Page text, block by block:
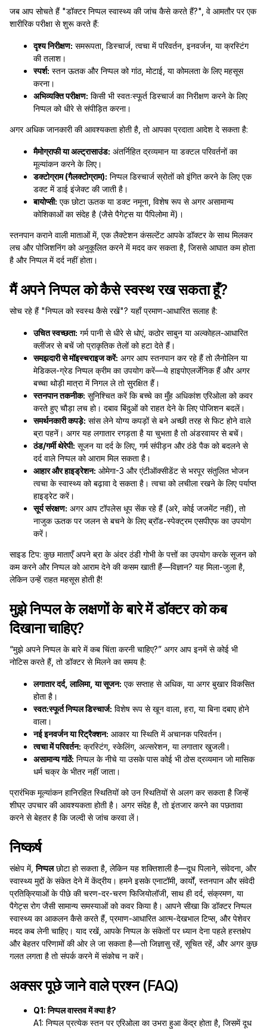
जब आप सोचते हैं "डॉक्टर निप्पल स्वास्थ्य की जांच कैसे करते हैं?", वे आमतौर पर एक
शारीरिक परीक्षा से शुरू करते हैं:
दृश्य निरीक्षण: समरूपता, डिस्चार्ज, त्वचा में परिवर्तन, इनवर्जन, या क्रस्टिंग
की तलाश।
स्पर्श: स्तन ऊतक और निप्पल को गांठ, मोटाई, या कोमलता के लिए महसूस
करना।
अभिव्यक्ति परीक्षण: किसी भी स्वतःस्फूर्त डिस्चार्ज का निरीक्षण करने के लिए
निप्पल को धीरे से संपीड़ित करना।
अगर अधिक जानकारी की आवश्यकता होती है, तो आपका प्रदाता आदेश दे सकता है:
मैमोग्राफी या अल्ट्रासाउंड: अंतर्निहित द्रव्यमान या डक्टल परिवर्तनों का
मूल्यांकन करने के लिए।
डक्टोग्राम (गैलक्टोग्राम): निप्पल डिस्चार्ज स्रोतों को इंगित करने के लिए एक
डक्ट में डाई इंजेक्ट की जाती है।
बायोप्सी: एक छोटा ऊतक या डक्ट नमूना, विशेष रूप से अगर असामान्य
कोशिकाओं का संदेह है (जैसे पैगेट्स या पैपिलोमा में)।
स्तनपान कराने वाली माताओं में, एक लैक्टेशन कंसल्टेंट आपके डॉक्टर के साथ मिलकर
लच और पोजिशनिंग को अनुकूलित करने में मदद कर सकता है, जिससे आघात कम होता
है और निप्पल में दर्द नहीं होता।
मैं अपने निप्पल को कैसे स्वस्थ रख सकता हूँ?
सोच रहे हैं "निप्पल को स्वस्थ कैसे रखें"? यहाँ प्रमाण-आधारित सलाह है:
उचित स्वच्छता: गर्म पानी से धीरे से धोएं, कठोर साबुन या अल्कोहल-आधारित
क्लींजर से बचें जो प्राकृतिक तेलों को हटा देते हैं।
समझदारी से मॉइस्चराइज करें: अगर आप स्तनपान कर रहे हैं तो लैनोलिन या
मेडिकल-ग्रेड निप्पल क्रीम का उपयोग करें—ये हाइपोएलर्जेनिक हैं और अगर
बच्चा थोड़ी मात्रा में निगल ले तो सुरक्षित हैं।
स्तनपान तकनीक: सुनिश्चित करें कि बच्चे का मुँह अधिकांश एरिओला को कवर
करते हुए चौड़ा लच हो। दबाव बिंदुओं को राहत देने के लिए पोजिशन बदलें।
समर्थनकारी कपड़े: सांस लेने योग्य कपड़ों से बने अच्छी तरह से फिट होने वाले
ब्रा पहनें। अगर यह लगातार रगड़ता है या चुभता है तो अंडरवायर से बचें।
ठंड/गर्मी थेरेपी: सूजन या दर्द के लिए, गर्म संपीड़न और ठंडे पैक को बदलने से
दर्द वाले निप्पल को आराम मिल सकता है।
आहार और हाइड्रेशन: ओमेगा-3 और एंटीऑक्सीडेंट से भरपूर संतुलित भोजन
त्वचा के स्वास्थ्य को बढ़ावा दे सकता है। त्वचा को लचीला रखने के लिए पर्याप्त
हाइड्रेट करें।
सूर्य संरक्षण: अगर आप टॉपलेस धूप सेंक रहे हैं (अरे, कोई जजमेंट नहीं), तो
नाजुक ऊतक पर जलन से बचने के लिए ब्रॉड-स्पेक्ट्रम एसपीएफ का उपयोग
करें।
साइड टिप: कुछ माताएँ अपने ब्रा के अंदर ठंडी गोभी के पत्तों का उपयोग करके सूजन को
कम करने और निप्पल को आराम देने की कसम खाती हैं—विज्ञान? यह मिला-जुला है,
लेकिन उन्हें राहत महसूस होती है!
मुझे निप्पल के लक्षणों के बारे में डॉक्टर को कब
दिखाना चाहिए?
“मुझे अपने निप्पल के बारे में कब चिंता करनी चाहिए?” अगर आप इनमें से कोई भी
नोटिस करते हैं, तो डॉक्टर से मिलने का समय है:
लगातार दर्द, लालिमा, या सूजन: एक सप्ताह से अधिक, या अगर बुखार विकसित
होता है।
स्वत:स्फूर्त निप्पल डिस्चार्ज: विशेष रूप से खून वाला, हरा, या बिना दबाए होने
वाला।
नई इनवर्जन या रिट्रैक्शन: आकार या स्थिति में अचानक परिवर्तन।
त्वचा में परिवर्तन: क्रस्टिंग, स्केलिंग, अल्सरेशन, या लगातार खुजली।
असामान्य गांठें: निप्पल के नीचे या उसके पास कोई भी ठोस द्रव्यमान जो मासिक
धर्म चक्र के भीतर नहीं जाता।
प्रारंभिक मूल्यांकन हानिरहित स्थितियों को उन स्थितियों से अलग कर सकता है जिन्हें
शीघ्र उपचार की आवश्यकता होती है। अगर संदेह है, तो इंतजार करने का पछतावा
करने से बेहतर है कि जल्दी से जांच करवा लें।
निष्कर्ष
संक्षेप में,निप्पलछोटा हो सकता है, लेकिन यह शक्तिशाली है—दूध पिलाने, संवेदना, और
स्वास्थ्य मुद्दों के संकेत देने में केंद्रीय। हमने इसके एनाटॉमी, कार्यों, स्तनपान और संवेदी
प्रतिक्रियाओं के पीछे की चरण-दर-चरण फिजियोलॉजी, साथ ही दर्द, संक्रमण, या
पैगेट्स रोग जैसी सामान्य समस्याओं को कवर किया है। आपने सीखा कि डॉक्टर निप्पल
स्वास्थ्य का आकलन कैसे करते हैं, प्रमाण-आधारित आत्म-देखभाल टिप्स, और पेशेवर
मदद कब लेनी चाहिए। याद रखें, आपके निप्पल के संकेतों पर ध्यान देना पहले हस्तक्षेप
और बेहतर परिणामों की ओर ले जा सकता है—तो जिज्ञासु रहें, सूचित रहें, और अगर कुछ
गलत लगता है तो संपर्क करने में संकोच न करें।
अक्सर पूछे जाने वाले प्रश्न (FAQ)
Q1: निप्पल वास्तव में क्या है?
A1: निप्पल प्रत्येक स्तन पर एरिओला का उभरा हुआ केंद्र होता है, जिसमें दूध